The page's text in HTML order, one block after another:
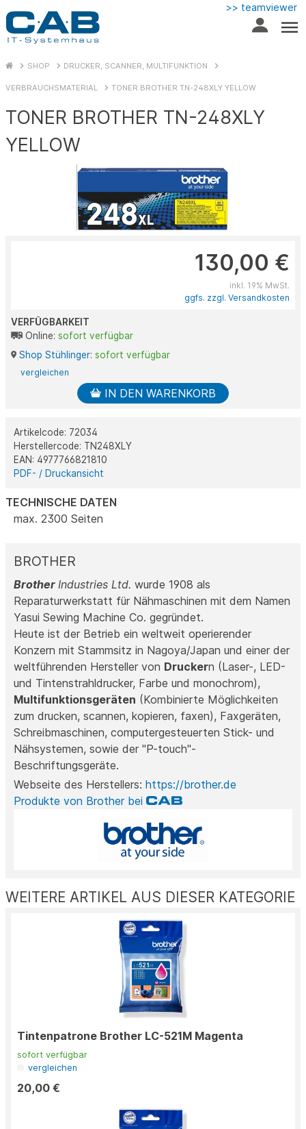
>> teamviewer
SHOP DRUCKER, SCANNER, MULTIFUNKTION
VERBRAUCHSMATERIAL TONER BROTHER TN-248XLY YELLOW
TONER BROTHER TN-248XLY
YELLOW
TECHNISCHE DATEN
max. 2300 Seiten
130,00 €
inkl. 19% MwSt.
ggfs. zzgl. Versandkosten
VERFÜGBARKEIT
Online: sofort verfügbar
Shop Stühlinger: sofort verfügbar
vergleichen
IN DEN WARENKORB
Artikelcode: 72034
Herstellercode: TN248XLY
EAN: 4977766821810
PDF- / Druckansicht
BROTHER
Brother Industries Ltd. wurde 1908 als
Reparaturwerkstatt für Nähmaschinen mit dem Namen
Yasui Sewing Machine Co. gegründet.
Heute ist der Betrieb ein weltweit operierender
Konzern mit Stammsitz in Nagoya/Japan und einer der
weltführenden Hersteller von Druckern (Laser-, LED-
und Tintenstrahldrucker, Farbe und monochrom),
Multifunktionsgeräten (Kombinierte Möglichkeiten
zum drucken, scannen, kopieren, faxen), Faxgeräten,
Schreibmaschinen, computergesteuerten Stick- und
Nähsystemen, sowie der "P-touch"-
Beschriftungsgeräte.
Webseite des Herstellers: https://brother.de
Produkte von Brother bei
WEITERE ARTIKEL AUS DIESER KATEGORIE
Tintenpatrone Brother LC-521M Magenta
sofort verfügbar
vergleichen
20,00 €